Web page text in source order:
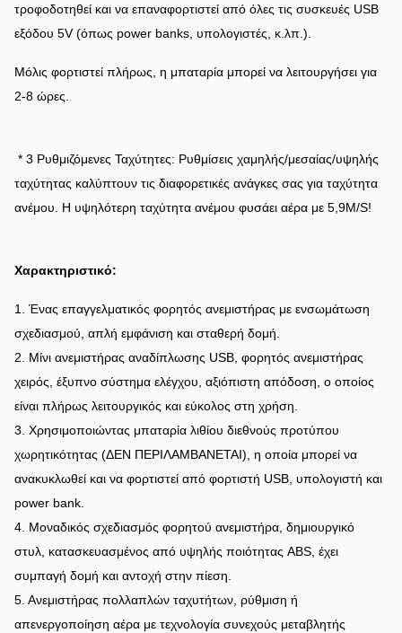
τροφοδοτηθεί και να επαναφορτιστεί από όλες τις συσκευές USB
εξόδου 5V (όπως power banks, υπολογιστές, κ.λπ.).
Μόλις φορτιστεί πλήρως, η μπαταρία μπορεί να λειτουργήσει για
2-8 ώρες.
* 3 Ρυθμιζόμενες Ταχύτητες: Ρυθμίσεις χαμηλής/μεσαίας/υψηλής
ταχύτητας καλύπτουν τις διαφορετικές ανάγκες σας για ταχύτητα
ανέμου. Η υψηλότερη ταχύτητα ανέμου φυσάει αέρα με 5,9M/S!
Χαρακτηριστικό:
1. Ένας επαγγελματικός φορητός ανεμιστήρας με ενσωμάτωση
σχεδιασμού, απλή εμφάνιση και σταθερή δομή.
2. Μίνι ανεμιστήρας αναδίπλωσης USB, φορητός ανεμιστήρας
χειρός, έξυπνο σύστημα ελέγχου, αξιόπιστη απόδοση, ο οποίος
είναι πλήρως λειτουργικός και εύκολος στη χρήση.
3. Χρησιμοποιώντας μπαταρία λιθίου διεθνούς προτύπου
χωρητικότητας (ΔΕΝ ΠΕΡΙΛΑΜΒΑΝΕΤΑΙ), η οποία μπορεί να
ανακυκλωθεί και να φορτιστεί από φορτιστή USB, υπολογιστή και
power bank.
4. Μοναδικός σχεδιασμός φορητού ανεμιστήρα, δημιουργικό
στυλ, κατασκευασμένος από υψηλής ποιότητας ABS, έχει
συμπαγή δομή και αντοχή στην πίεση.
5. Ανεμιστήρας πολλαπλών ταχυτήτων, ρύθμιση ή
απενεργοποίηση αέρα με τεχνολογία συνεχούς μεταβλητής